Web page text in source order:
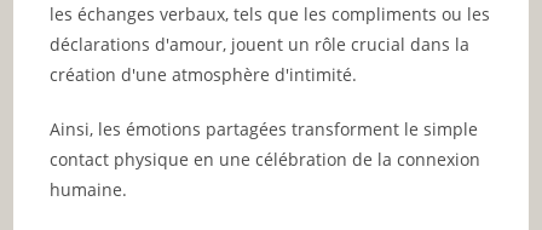
les échanges verbaux, tels que les compliments ou les
déclarations d'amour, jouent un rôle crucial dans la
création d'une atmosphère d'intimité.
Ainsi, les émotions partagées transforment le simple
contact physique en une célébration de la connexion
humaine.